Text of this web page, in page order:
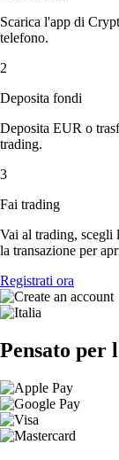
Scarica l'app di
telefono.
2
Deposita fondi
Deposita EUR o
trading.
3
Fai trading
Vai al trading, scegli
la transazione per
Registrati ora
Pensato per